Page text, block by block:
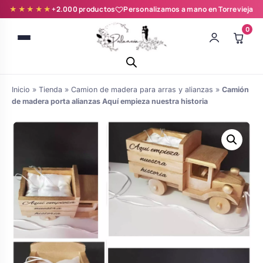
★★★★★+2.000 productos Personalizamos a mano en Torrevieja
0
personalizadas
de boda
Árboles de Huellas para Primera
Comunión
Batas de comunión personalizadas
para niña
Inicio » Tienda » Camion de madera para arras y alianzas » Camión
de madera porta alianzas Aquí empieza nuestra historia